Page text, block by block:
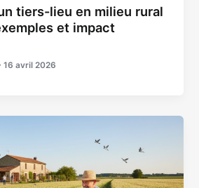
tiers-lieu en milieu rural
et impact
16 avril 2026